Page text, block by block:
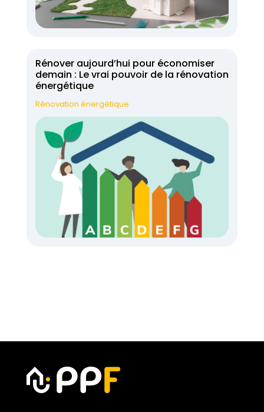
Rénover aujourd’hui pour économiser
demain : Le vrai pouvoir de la rénovation
énergétique
Rénovation énergétique